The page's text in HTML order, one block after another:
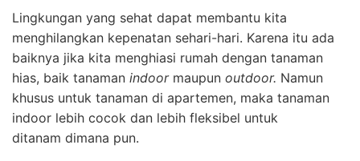
Lingkungan yang sehat dapat membantu kita
menghilangkan kepenatan sehari-hari. Karena itu ada
baiknya jika kita menghiasi rumah dengan tanaman
hias, baik tanaman indoor maupun outdoor. Namun
khusus untuk tanaman di apartemen, maka tanaman
indoor lebih cocok dan lebih fleksibel untuk
ditanam dimana pun.